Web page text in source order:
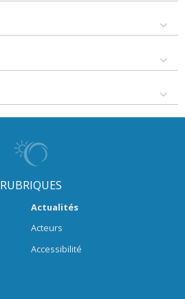
RUBRIQUES
Actualités
Acteurs
Accessibilité